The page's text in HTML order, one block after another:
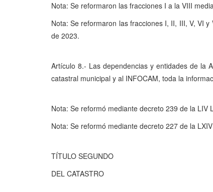
Nota: Se reformaron las fracciones I a la VIII
Nota: Se reformaron las fracciones I, II, III, V, VI
de 2023.
Artículo 8.- Las dependencias y entidades de la
catastral municipal y al INFOCAM, toda la
Nota: Se reformó mediante decreto 239 de la LIV
Nota: Se reformó mediante decreto 227 de la
TÍTULO SEGUNDO
DEL CATASTRO